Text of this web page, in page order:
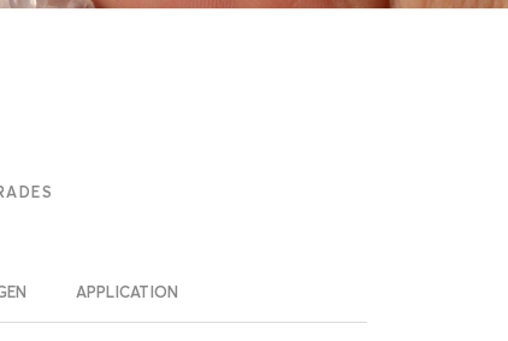
APPLICATION